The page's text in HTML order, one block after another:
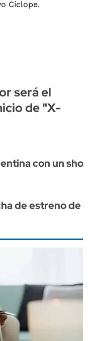
será el
de "X-
con un
de estreno de